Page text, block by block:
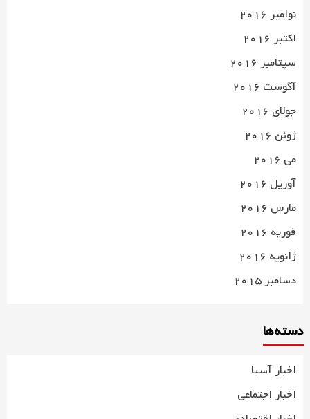
نوامبر 2016
اکتبر 2016
سپتامبر 2016
آگوست 2016
جولای 2016
ژوئن 2016
می 2016
آوریل 2016
مارس 2016
فوریه 2016
ژانویه 2016
دسامبر 2015
دسته‌ها
اخبار آسیا
اخبار اجتماعی